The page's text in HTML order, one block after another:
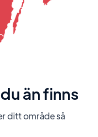
än finns
ditt område så